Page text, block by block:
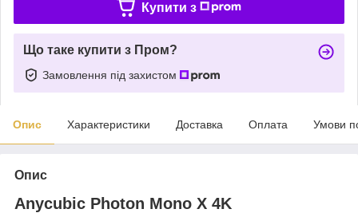
Купити з
Що таке купити з Пром?
Замовлення під захистом
Опис Характеристики Доставка Оплата Умови
Опис
Anycubic Photon Mono X 4K